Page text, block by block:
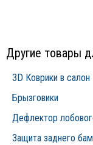
Другие товары
3D Коврики в салон
Брызговики
Дефлектор
Защита заднего